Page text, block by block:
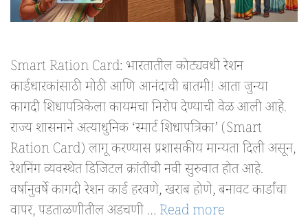
Smart Ration Card: भारतातील कोट्यवधी रेशन
कार्डधारकांसाठी मोठी आणि आनंदाची बातमी! आता जुन्या
कागदी शिधापत्रिकेला कायमचा निरोप देण्याची वेळ आली आहे.
राज्य शासनाने अत्याधुनिक ‘स्मार्ट शिधापत्रिका’ (Smart
Ration Card) लागू करण्यास प्रशासकीय मान्यता दिली असून,
रेशनिंग व्यवस्थेत डिजिटल क्रांतीची नवी सुरुवात होत आहे.
वर्षानुवर्षे कागदी रेशन कार्ड हरवणे, खराब होणे, बनावट कार्डांचा
वापर, पडताळणीतील अडचणी … Read more